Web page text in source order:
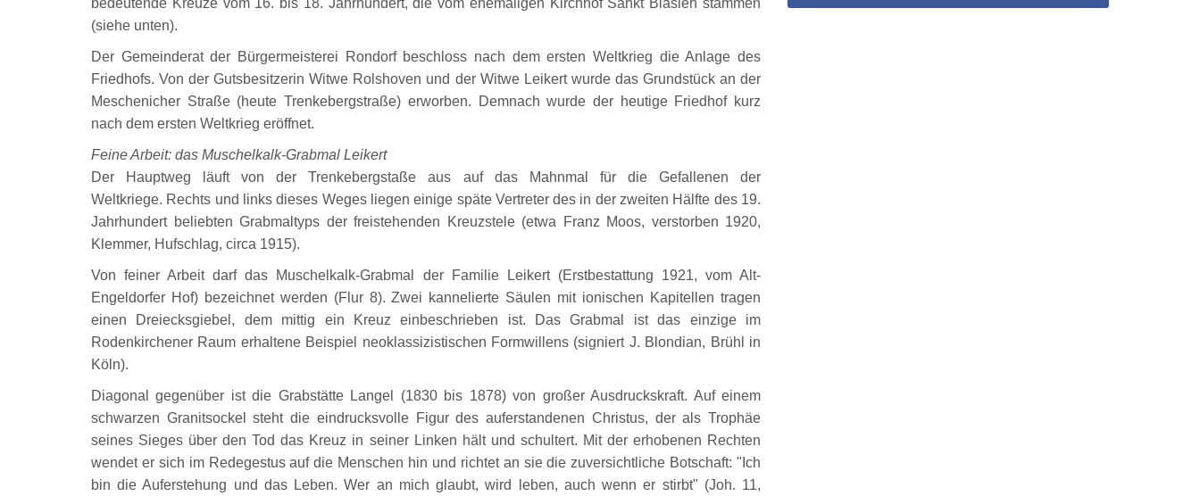
(siehe unten).
Der Gemeinderat der Bürgermeisterei Rondorf beschloss nach dem ersten Weltkrieg die Anlage des
Friedhofs. Von der Gutsbesitzerin Witwe Rolshoven und der Witwe Leikert wurde das Grundstück an der
Meschenicher Straße (heute Trenkebergstraße) erworben. Demnach wurde der heutige Friedhof kurz
nach dem ersten Weltkrieg eröffnet.
Feine Arbeit: das Muschelkalk-Grabmal Leikert
Der Hauptweg läuft von der Trenkebergstaße aus auf das Mahnmal für die Gefallenen der
Weltkriege. Rechts und links dieses Weges liegen einige späte Vertreter des in der zweiten Hälfte des 19.
Jahrhundert beliebten Grabmaltyps der freistehenden Kreuzstele (etwa Franz Moos, verstorben 1920,
Klemmer, Hufschlag, circa 1915).
Von feiner Arbeit darf das Muschelkalk-Grabmal der Familie Leikert (Erstbestattung 1921, vom Alt-
Engeldorfer Hof) bezeichnet werden (Flur 8). Zwei kannelierte Säulen mit ionischen Kapitellen tragen
einen Dreiecksgiebel, dem mittig ein Kreuz einbeschrieben ist. Das Grabmal ist das einzige im
Rodenkirchener Raum erhaltene Beispiel neoklassizistischen Formwillens (signiert J. Blondian, Brühl in
Köln).
Diagonal gegenüber ist die Grabstätte Langel (1830 bis 1878) von großer Ausdruckskraft. Auf einem
schwarzen Granitsockel steht die eindrucksvolle Figur des auferstandenen Christus, der als Trophäe
seines Sieges über den Tod das Kreuz in seiner Linken hält und schultert. Mit der erhobenen Rechten
wendet er sich im Redegestus auf die Menschen hin und richtet an sie die zuversichtliche Botschaft: "Ich
bin die Auferstehung und das Leben. Wer an mich glaubt, wird leben, auch wenn er stirbt" (Joh. 11,